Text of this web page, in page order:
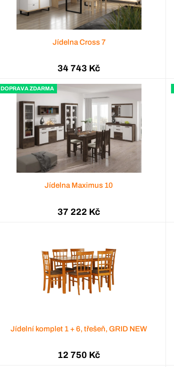
Jídelna Cross 7
34 743 Kč
DOPRAVA ZDARMA
Jídelna Maximus 10
37 222 Kč
Jídelní komplet 1 + 6, třešeň, GRID NEW
12 750 Kč